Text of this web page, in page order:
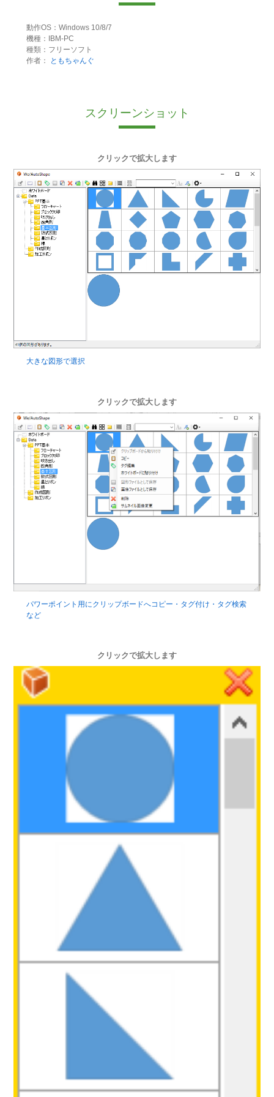
動作OS：Windows 10/8/7
機種：IBM-PC
種類：フリーソフト
作者：
ともちゃんぐ
スクリーンショット
クリックで拡大します
大きな図形で選択
クリックで拡大します
パワーポイント用にクリップボードへコピー・タグ付け・タグ検索
など
クリックで拡大します